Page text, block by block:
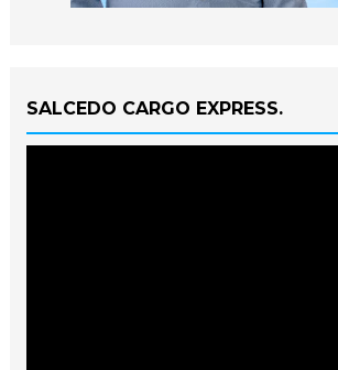
SALCEDO CARGO EXPRESS.